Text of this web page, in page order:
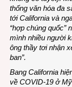
thống văn hóa đa
tới California và
“hợp chúng quốc”
mình nhiều người
ông thầy tơi nhận
ban”.
Bang California
về COVID-19 ở